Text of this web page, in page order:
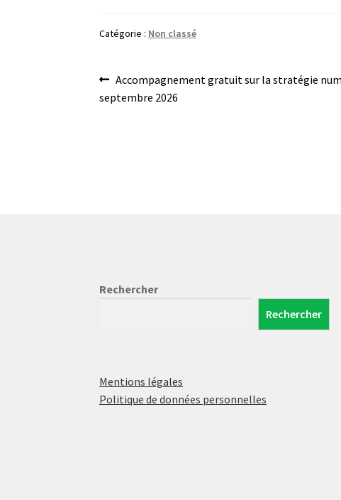
Catégorie : Non classé
Navigation
de
Article
précédent :
Accompagnement gratuit sur la stratégie
septembre 2026
Rechercher
Rechercher
Mentions légales
Politique de données personnelles